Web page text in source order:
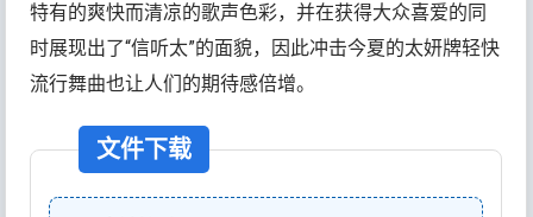
特有的爽快而清凉的歌声色彩，并在获得大众喜爱的同
时展现出了“信听太”的面貌，因此冲击今夏的太妍牌轻快
流行舞曲也让人们的期待感倍增。
文件下载